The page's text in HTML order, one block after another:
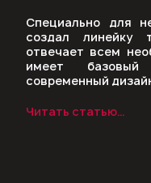
Специально для
создал линейку
отвечает всем
имеет
современный
Читать статью…